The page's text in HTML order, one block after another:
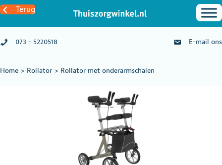
Terug
073 - 5220518 E-mail ons
Home > Rollator > Rollator met onderarmschalen